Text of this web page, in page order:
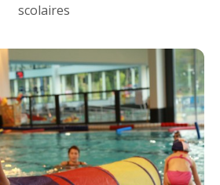
scolaires